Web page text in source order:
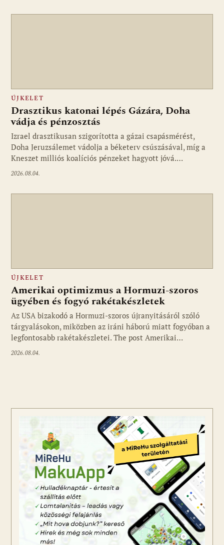
ÚJKELET
Drasztikus katonai lépés Gázára, Doha
vádja és pénzosztás
Izrael drasztikusan szigorította a gázai csapásmérést,
Doha Jeruzsálemet vádolja a béketerv csúszásával, míg a
Kneszet milliós koalíciós pénzeket hagyott jóvá.…
2026.08.04.
ÚJKELET
Amerikai optimizmus a Hormuzi-szoros
ügyében és fogyó rakétakészletek
Az USA bizakodó a Hormuzi-szoros újranyitásáról szóló
tárgyalásokon, miközben az iráni háború miatt fogyóban a
legfontosabb rakétakészletei. The post Amerikai…
2026.08.04.